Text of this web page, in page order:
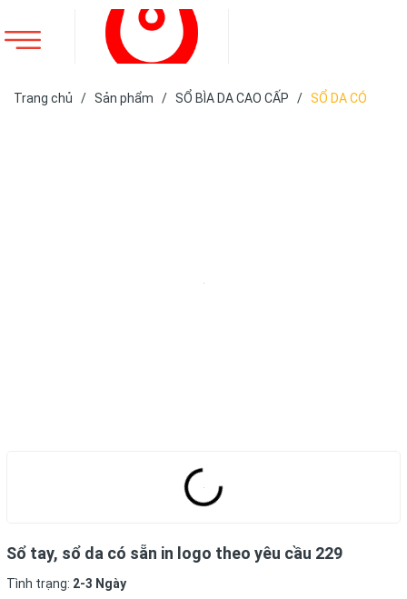
Trang chủ / Sản phẩm / SỔ BÌA DA CAO CẤP / SỔ DA CÓ
Sổ tay, sổ da có sẵn in logo theo yêu cầu 229
Tình trạng: 2-3 Ngày